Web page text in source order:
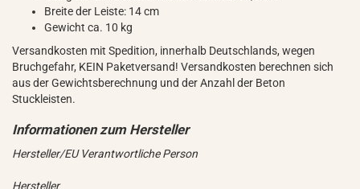
Breite der Leiste: 14 cm
Gewicht ca. 10 kg
Versandkosten mit Spedition, innerhalb Deutschlands, wegen
Bruchgefahr, KEIN Paketversand! Versandkosten berechnen sich
aus der Gewichtsberechnung und der Anzahl der Beton
Stuckleisten.
Hersteller/EU Verantwortliche Person
Hersteller